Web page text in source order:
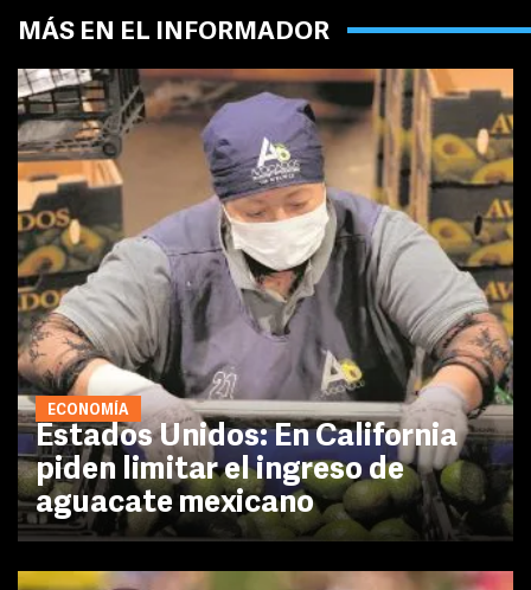
MÁS EN EL INFORMADOR
ECONOMÍA
Estados Unidos: En California
piden limitar el ingreso de
aguacate mexicano